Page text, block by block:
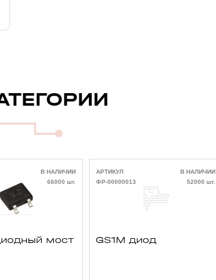
В НАЛИЧИИ
66000 шт.
мост
АРТИКУЛ
ФР-00000013
В НАЛИЧИИ
52000 шт.
GS1M диод